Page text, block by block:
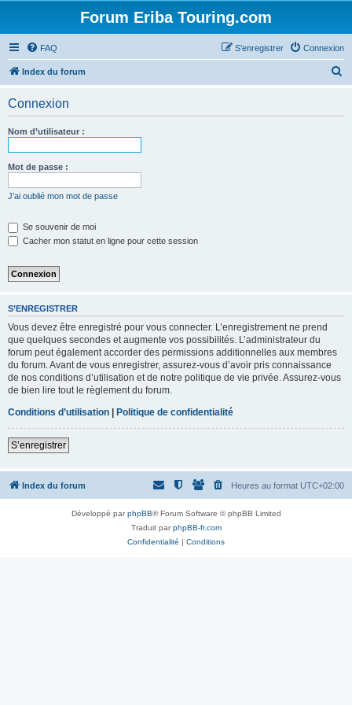
Forum Eriba Touring.com
FAQ Connexion
S’enregistrer
Index du forum
Connexion
Nom d’utilisateur :
Mot de passe :
J’ai oublié mon mot de passe
Se souvenir de moi
Cacher mon statut en ligne pour cette session
S’ENREGISTRER
Vous devez être enregistré pour vous connecter. L’enregistrement ne prend
que quelques secondes et augmente vos possibilités. L’administrateur du
forum peut également accorder des permissions additionnelles aux membres
du forum. Avant de vous enregistrer, assurez-vous d’avoir pris connaissance
de nos conditions d’utilisation et de notre politique de vie privée. Assurez-vous
de bien lire tout le règlement du forum.
Conditions d’utilisation | Politique de confidentialité
S’enregistrer
Index du forum Heures au format UTC+02:00
Développé parphpBB® Forum Software © phpBB Limited
Traduit parphpBB-fr.com
Confidentialité | Conditions